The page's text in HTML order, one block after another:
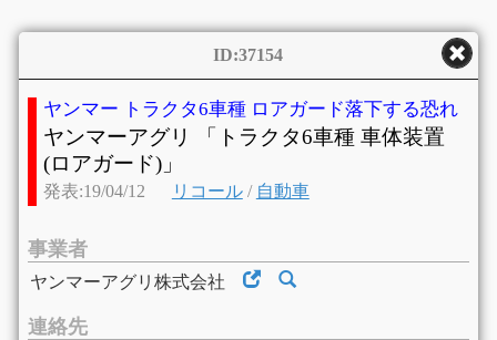
ID:37154
ヤンマー トラクタ6車種 ロアガード落下する恐れ
ヤンマーアグリ 「トラクタ6車種 車体装置
(ロアガード)」
発表:19/04/12 リコール/ 自動車
事業者
ヤンマーアグリ株式会社
連絡先